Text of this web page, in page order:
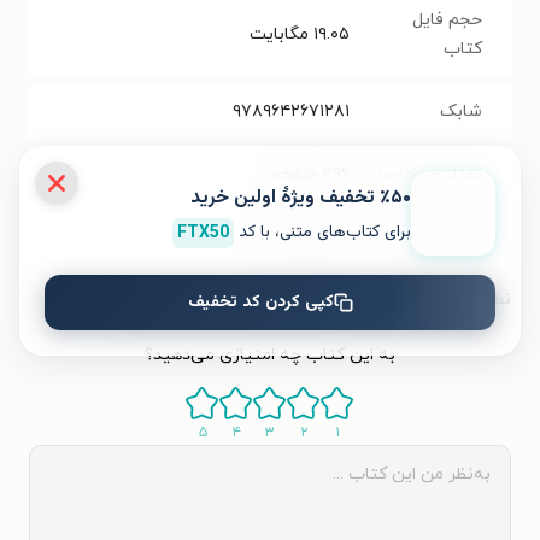
حجم فایل
کتاب
۱۹.۰۵ مگابایت
شابک ۹۷۸۹۶۴۲۶۷۱۲۸۱
قیمت کتاب ۸۰۰۰۰ تومان
نظر شما دربارهٔ این کتاب
به این کتاب چه امتیازی می‌دهید؟
۱ ۲ ۳ ۴ ۵
٪۵۰ تخفیف ویژۀ اولین خرید
برای کتاب‌های متنی، با کد FTX50
کپی کردن کد تخفیف